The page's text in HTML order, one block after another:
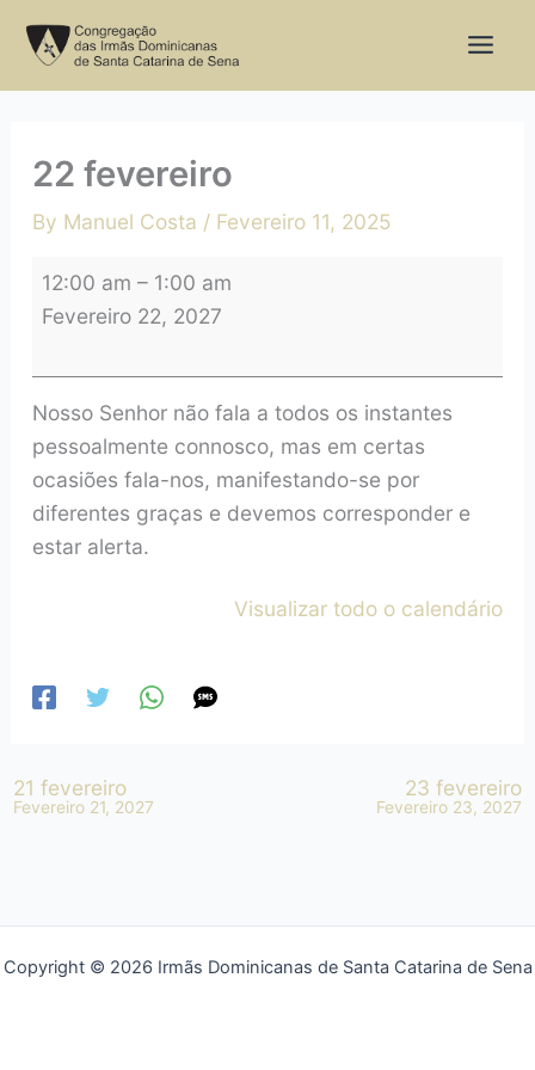
22 fevereiro
By Manuel Costa / Fevereiro 11, 2025
fevereiro
12:00 am – 1:00 am
Fevereiro 22, 2027
Nosso Senhor não fala a todos os instantes
pessoalmente connosco, mas em certas
ocasiões fala-nos, manifestando-se por
diferentes graças e devemos corresponder e
estar alerta.
Visualizar todo o calendário
21 fevereiro
Fevereiro 21, 2027
23 fevereiro
Fevereiro 23, 2027
Copyright © 2026 Irmãs Dominicanas de Santa Catarina de Sena